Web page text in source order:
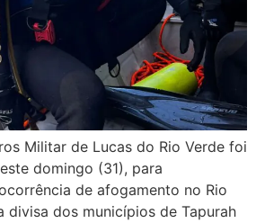
Militar de Lucas do Rio Verde foi
domingo (31), para
de afogamento no Rio
divisa dos municípios de Tapurah